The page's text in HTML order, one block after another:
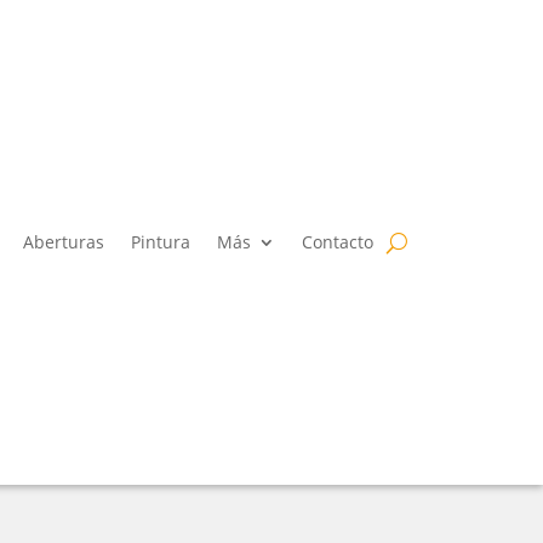
Aberturas Pintura Más Contacto